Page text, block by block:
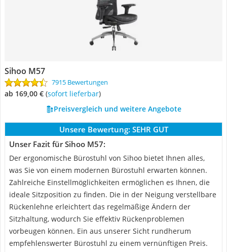
Sihoo M57
7915 Bewertungen
ab 169,00 € ( Sofort lieferbar)
Preisvergleich und weitere Angebote
Unsere Bewertung: SEHR GUT
Unser Fazit für Sihoo M57:
Der ergonomische Bürostuhl von Sihoo bietet Ihnen alles,
was Sie von einem modernen Bürostuhl erwarten können.
Zahlreiche Einstellmöglichkeiten ermöglichen es Ihnen, die
ideale Sitzposition zu finden. Die in der Neigung verstellbare
Rückenlehne erleichtert das regelmäßige Ändern der
Sitzhaltung, wodurch Sie effektiv Rückenproblemen
vorbeugen können. Ein aus unserer Sicht rundherum
empfehlenswerter Bürostuhl zu einem vernünftigen Preis.